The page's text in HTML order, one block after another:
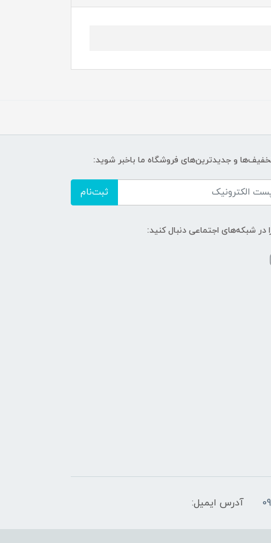
و جدیدترین‌های فروشگاه ما باخبر شوید:
ثبت‌نام
در شبکه‌های اجتماعی دنبال کنید:
آدرس ایمیل: